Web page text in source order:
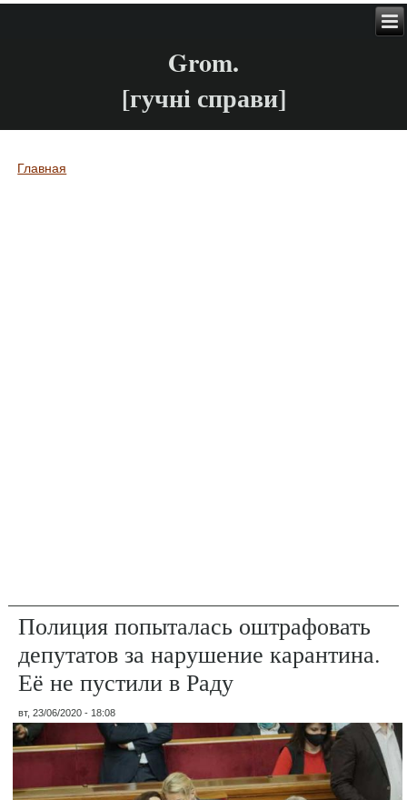
Grom.
[гучні справи]
Вы здесь
Главная
Полиция попыталась оштрафовать
депутатов за нарушение карантина.
Её не пустили в Раду
вт, 23/06/2020 - 18:08